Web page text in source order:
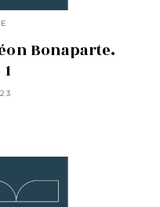
Bonaparte.